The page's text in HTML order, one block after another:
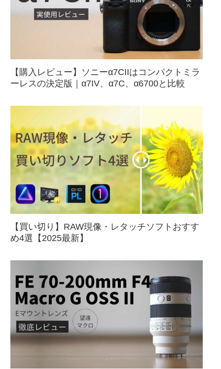
【購入レビュー】ソニーα7CIIはコンパクトミラ
ーレスの決定版｜α7IV、α7C、α6700と比較
【買い切り】RAW現像・レタッチソフトおすす
め4選【2025最新】